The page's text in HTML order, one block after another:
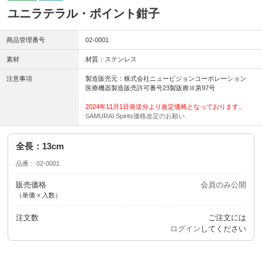
ユニラテラル・ポイント鉗子
商品管理番号 02-0001
素材 材質：ステンレス
注意事項
製造販売元：株式会社ニュービジョンコーポレーション
医療機器製造販売許可番号23製販療Ⅲ第97号
2024年11月1日発送分より改定価格となっております。
SAMURAI Spirits価格改定のお願い
全長：13cm
品番 02-0001
販売価格
（単価 × 入数）
会員のみ公開
注文数
ご注文には
ログイン してください